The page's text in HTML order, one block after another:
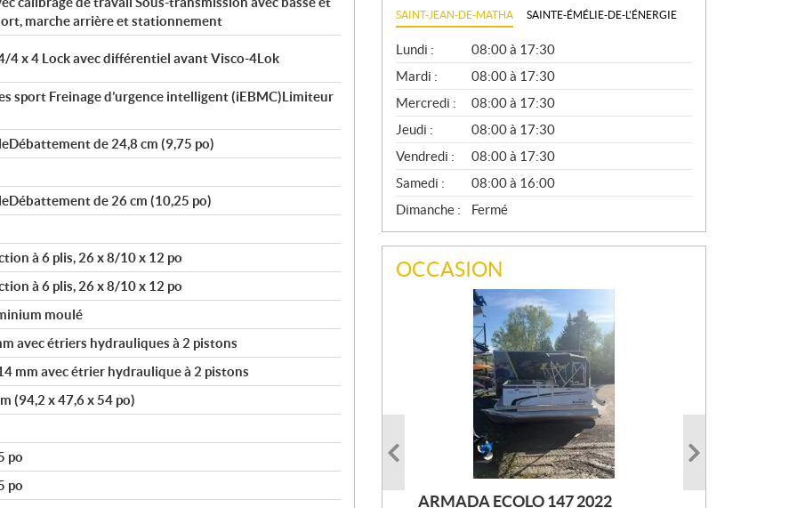
marche arrière et stationnement
4 x 4 Lock avec différentiel avant Visco-4Lok
sport Freinage d’urgence intelligent (iEBMC)Limiteur
de 24,8 cm (9,75 po)
de 26 cm (10,25 po)
à 6 plis, 26 x 8/10 x 12 po
à 6 plis, 26 x 8/10 x 12 po
moulé
avec étriers hydrauliques à 2 pistons
mm avec étrier hydraulique à 2 pistons
(94,2 x 47,6 x 54 po)
po
po
SAINT-JEAN-DE-MATHA SAINTE-ÉMÉLIE-DE-L'ÉNERGIE
G
É
N
É
R
A
L
Lundi :
08:00 à 17:30
Mardi :
08:00 à 17:30
Mercredi :
08:00 à 17:30
Jeudi :
08:00 à 17:30
Vendredi :
08:00 à 17:30
Samedi :
08:00 à 16:00
Dimanche :
Fermé
OCCASION
ARMADA ECOLO 147 2022
PRINCECRAFT SUPER PRO 166
AUTRE FOURWIN 2001